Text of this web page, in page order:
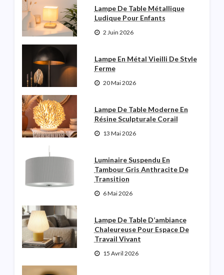
Lampe De Table Métallique
Ludique Pour Enfants
2 Juin 2026
Lampe En Métal Vieilli De Style
Ferme
20 Mai 2026
Lampe De Table Moderne En
Résine Sculpturale Corail
13 Mai 2026
Luminaire Suspendu En
Tambour Gris Anthracite De
Transition
6 Mai 2026
Lampe De Table D’ambiance
Chaleureuse Pour Espace De
Travail Vivant
15 Avril 2026